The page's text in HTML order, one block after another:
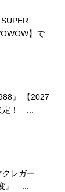
】で
』 【2027
定！ ...
クレガー
』 ...